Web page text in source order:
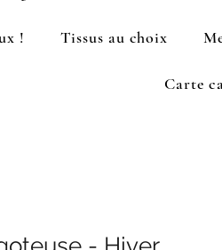
! Tissus au choix
Carte